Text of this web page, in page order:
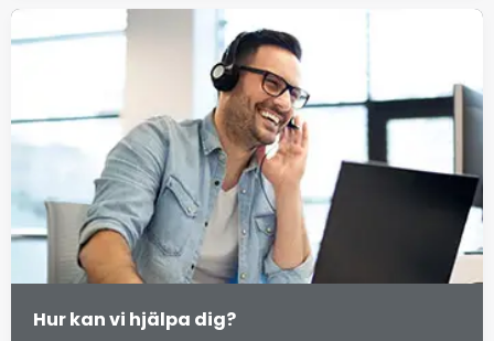
Hur kan vi hjälpa dig?